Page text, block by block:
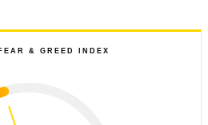
& GREED INDEX